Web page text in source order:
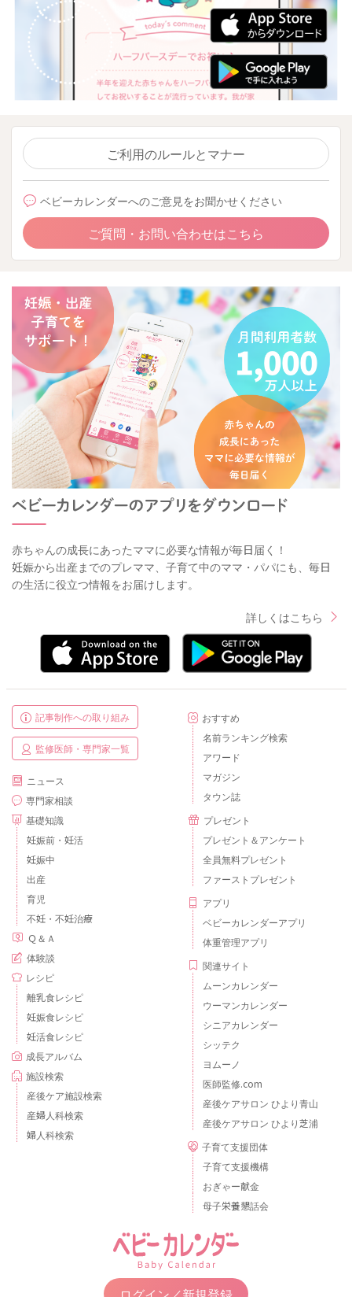
ご利用のルールとマナー
ベビーカレンダーへのご意見をお聞かせください
ご質問・お問い合わせはこちら
赤ちゃんの成長にあったママに必要な情報が毎日届く！
妊娠から出産までのプレママ、子育て中のママ・パパにも、毎日
の生活に役立つ情報をお届けします。
詳しくはこちら
記事制作への取り組み
監修医師・専門家一覧
ニュース
専門家相談
基礎知識
妊娠前・妊活
妊娠中
出産
育児
不妊・不妊治療
Ｑ＆Ａ
体験談
レシピ
離乳食レシピ
妊娠食レシピ
妊活食レシピ
成長アルバム
施設検索
産後ケア施設検索
産婦人科検索
婦人科検索
おすすめ
名前ランキング検索
アワード
マガジン
タウン誌
プレゼント
プレゼント＆アンケート
全員無料プレゼント
ファーストプレゼント
アプリ
ベビーカレンダーアプリ
体重管理アプリ
関連サイト
ムーンカレンダー
ウーマンカレンダー
シニアカレンダー
シッテク
ヨムーノ
医師監修.com
産後ケアサロン ひより青山
産後ケアサロン ひより芝浦
子育て支援団体
子育て支援機構
おぎゃー献金
母子栄養懇話会